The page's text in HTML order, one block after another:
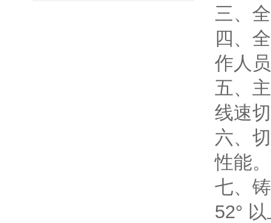
三、
四、
作人
五、
线速
六、
性能。
七、
52°